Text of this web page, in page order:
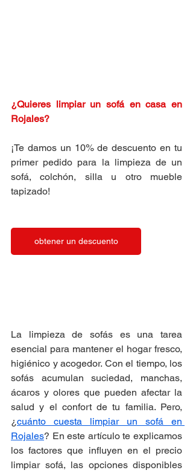
Rojales?
¡Te damos un 10% de descuento en tu
primer pedido para la limpieza de un
sofá, colchón, silla u otro mueble
tapizado!
obtener un descuento
La limpieza de sofás es una tarea
esencial para mantener el hogar fresco,
higiénico y acogedor. Con el tiempo, los
sofás acumulan suciedad, manchas,
ácaros y olores que pueden afectar la
salud y el confort de tu familia. Pero,
¿cuánto cuesta limpiar un sofá en
Rojales? En este artículo te explicamos
los factores que influyen en el precio
limpiar sofá, las opciones disponibles